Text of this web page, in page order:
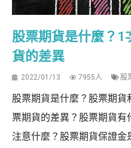
股票期貨是什麼？1
貨的差異
2022/01/13 7955人 股
股票期貨是什麼？股票期
票期貨的差異？股票期貨
注意什麼？股票期貨保證